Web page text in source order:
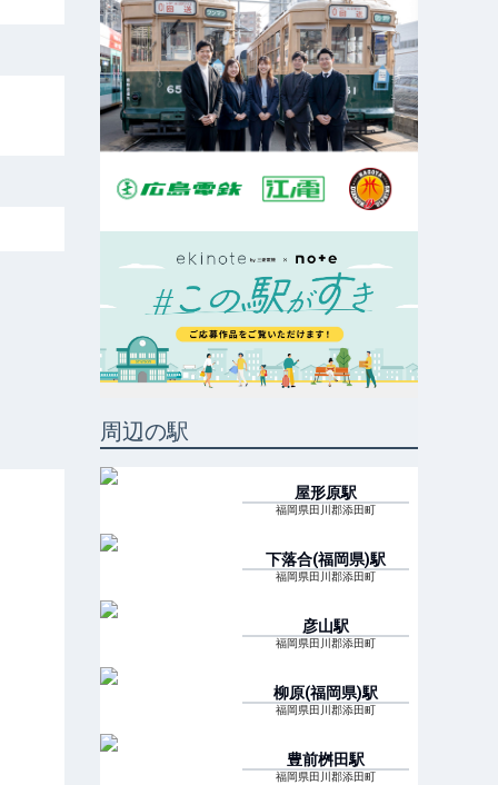
周辺の駅
屋形原駅
福岡県田川郡添田町
下落合(福岡県)駅
福岡県田川郡添田町
彦山駅
福岡県田川郡添田町
柳原(福岡県)駅
福岡県田川郡添田町
豊前桝田駅
福岡県田川郡添田町